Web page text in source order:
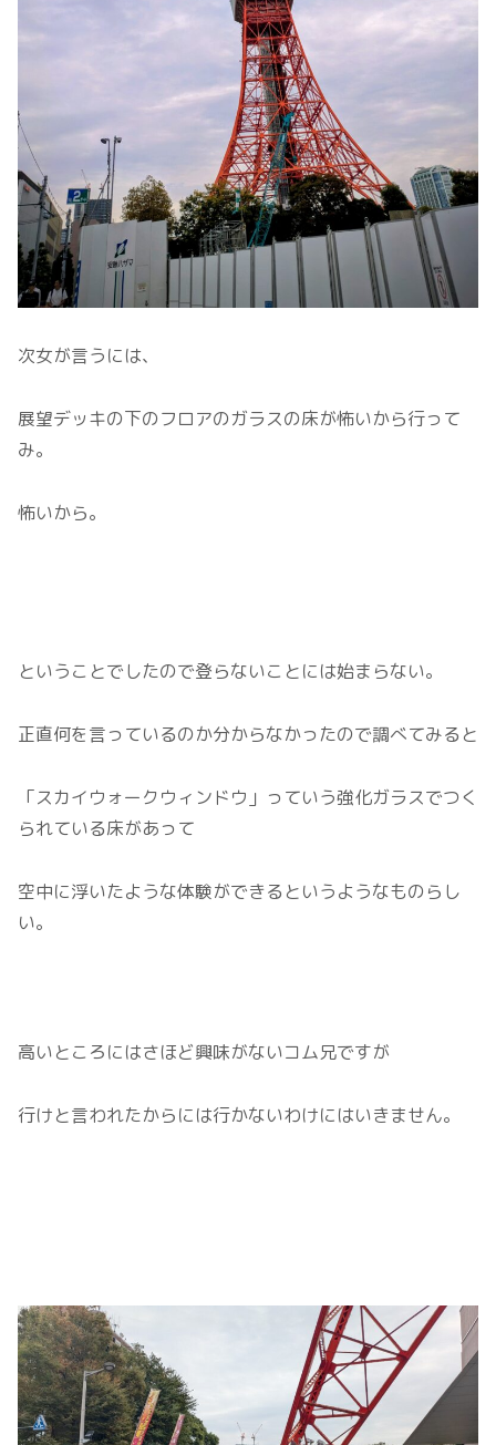
次女が言うには、
展望デッキの下のフロアのガラスの床が怖いから行って
み。
怖いから。
ということでしたので登らないことには始まらない。
正直何を言っているのか分からなかったので調べてみると
「スカイウォークウィンドウ」っていう強化ガラスでつく
られている床があって
空中に浮いたような体験ができるというようなものらし
い。
高いところにはさほど興味がないコム兄ですが
行けと言われたからには行かないわけにはいきません。